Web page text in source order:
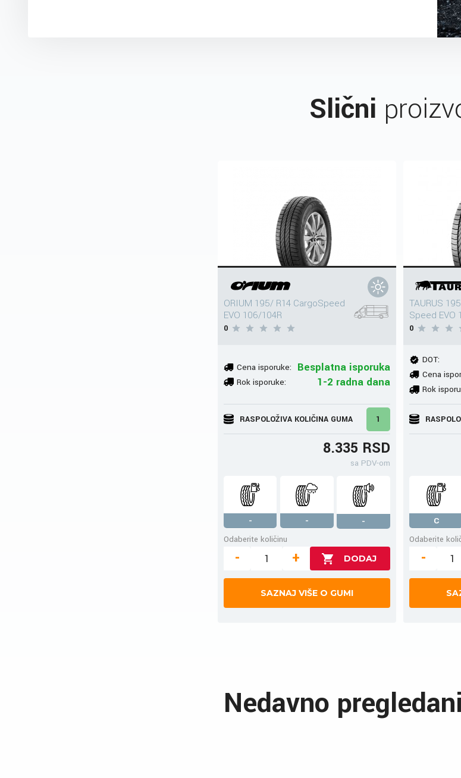
Slični
ORIUM 195/ R14 CargoSpeed
EVO 106/104R
0
Cena isporuke: Besplatna isporuka
Rok isporuke: 1-2 radna dana
RASPOLOŽIVA KOLIČINA GUMA 1
8.335 RSD
sa PDV-om
- -
-
Odaberite količinu
- +
SAZNAJ VIŠE O GUMI
TAURUS
Speed EVO
0
DOT:
Cena
Rok
C
Odaberite
-
Nedavno pregledani